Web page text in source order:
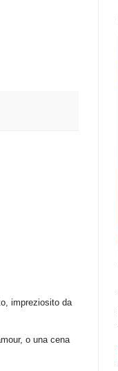
impreziosito da
o una cena